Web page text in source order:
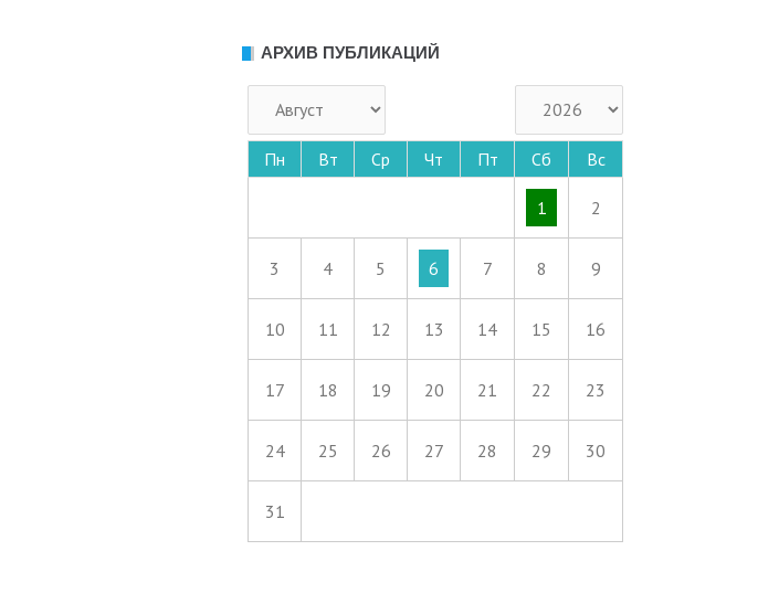
АРХИВ ПУБЛИКАЦИЙ
Пн Вт Ср Чт Пт Сб Вс
1 2
3 4 5 6 7 8 9
10 11 12 13 14 15 16
17 18 19 20 21 22 23
24 25 26 27 28 29 30
31